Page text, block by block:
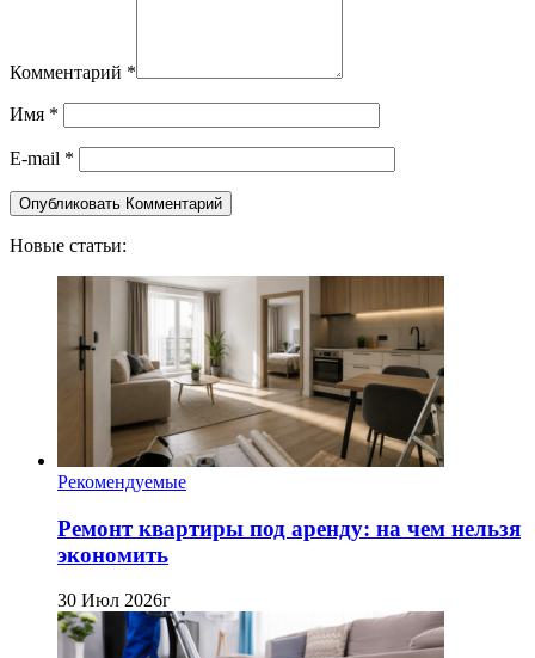
Комментарий *
Имя *
E-mail *
Новые статьи:
Рекомендуемые
Ремонт квартиры под аренду: на чем нельзя
экономить
30 Июл 2026г